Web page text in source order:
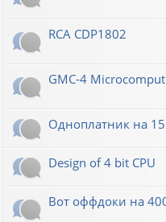
RCA CDP1802
GMC-4
Одноплатник на
Design of 4 bit CPU
Вот оффдоки на